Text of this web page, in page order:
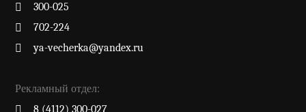
300-025
702-224
ya-vecherka@yandex.ru
Рекламный отдел:
8 (4112) 300-027